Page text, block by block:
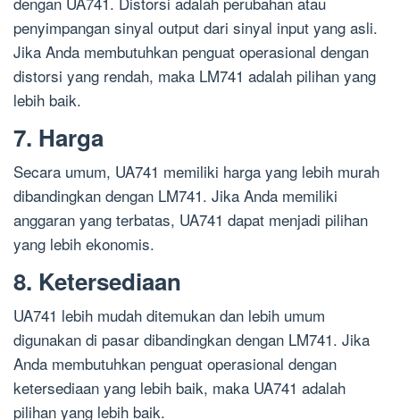
penyimpangan sinyal output dari sinyal input yang asli.
Jika Anda membutuhkan penguat operasional dengan
distorsi yang rendah, maka LM741 adalah pilihan yang
lebih baik.
7. Harga
Secara umum, UA741 memiliki harga yang lebih murah
dibandingkan dengan LM741. Jika Anda memiliki
anggaran yang terbatas, UA741 dapat menjadi pilihan
yang lebih ekonomis.
8. Ketersediaan
UA741 lebih mudah ditemukan dan lebih umum
digunakan di pasar dibandingkan dengan LM741. Jika
Anda membutuhkan penguat operasional dengan
ketersediaan yang lebih baik, maka UA741 adalah
pilihan yang lebih baik.